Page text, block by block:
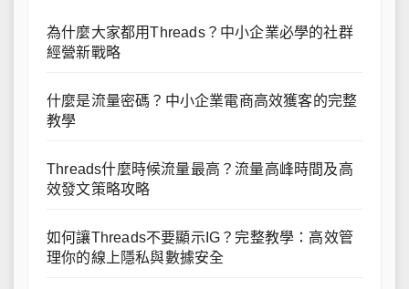
為什麼大家都用Threads？中小企業必學的社群
經營新戰略
什麼是流量密碼？中小企業電商高效獲客的完整
教學
Threads什麼時候流量最高？流量高峰時間及高
效發文策略攻略
如何讓Threads不要顯示IG？完整教學：高效管
理你的線上隱私與數據安全